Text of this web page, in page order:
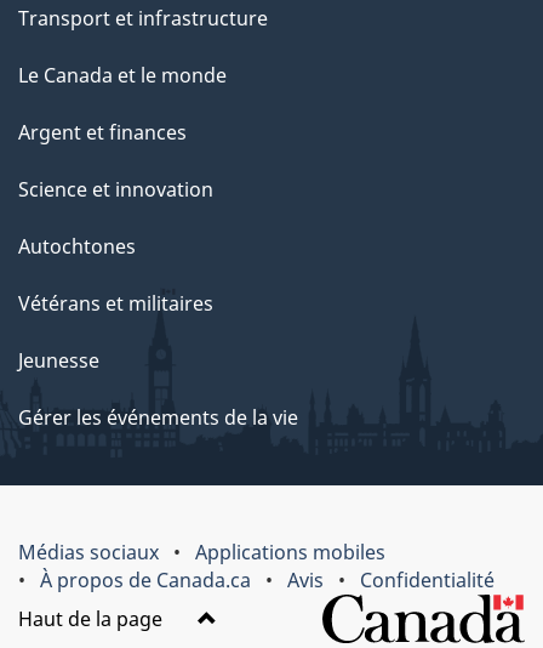
Transport et infrastructure
Le Canada et le monde
Argent et finances
Science et innovation
Autochtones
Vétérans et militaires
Jeunesse
Gérer les événements de la vie
Médias sociaux
Applications mobiles
À propos de Canada.ca
Avis
Confidentialité
Haut de la page